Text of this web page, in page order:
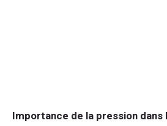
Importance de la pression dans